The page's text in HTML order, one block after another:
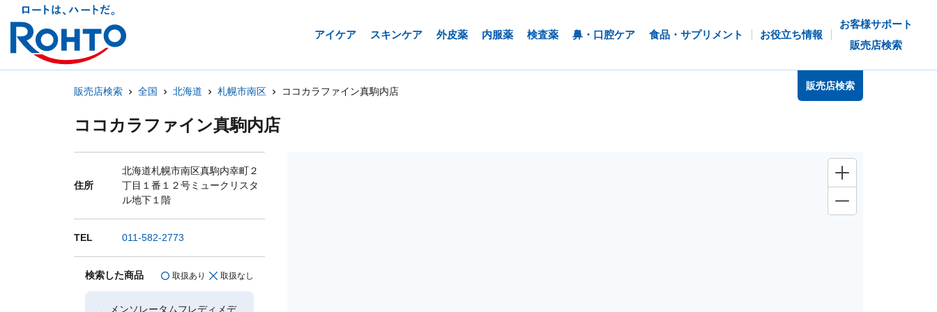
アイケア スキンケア 外皮薬 内服薬 検査薬 鼻・口腔ケア 食品・サプリメント お役立ち情報
お客様サポート
販売店検索
販売店検索 全国 北海道 札幌市南区 ココカラファイン真駒内店 販売店検索
ココカラファイン真駒内店
住所
北海道札幌市南区真駒内幸町２
丁目１番１２号ミュークリスタ
ル地下１階
TEL 011-582-2773
検索した商品 取扱あり 取扱なし
メンソレータムフレディメデ